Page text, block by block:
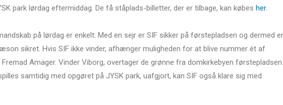
park lørdag eftermiddag. De få ståplads-billetter, der er tilbage, kan købes her.
på lørdag er enkelt: Med en sejr er SIF sikker på førstepladsen og dermed er
sikret. Hvis SIF ikke vinder, afhænger muligheden for at blive nummer ét af
Amager. Vinder Viborg, overtager de grønne fra domkirkebyen førstepladsen.
samtidig med opgøret på JYSK park, uafgjort, kan SIF også klare sig med